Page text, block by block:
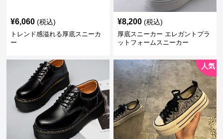
¥6,060 (税込)
トレンド感溢れる厚底スニーカ
ー
¥8,200 (税込)
厚底スニーカー エレガントプラ
ットフォームスニーカー
人気